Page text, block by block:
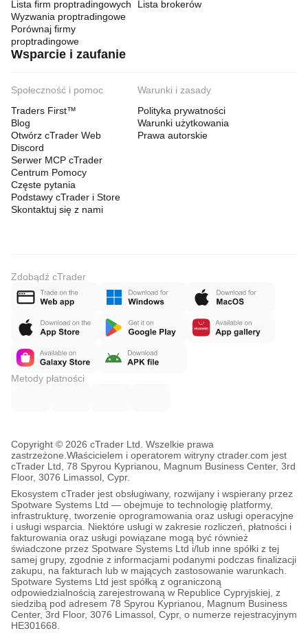
Lista firm proptradingowych
Wyzwania proptradingowe
Porównaj firmy
proptradingowe
Lista brokerów
Wsparcie i zaufanie
Społeczność i pomoc
Traders First™
Blog
Otwórz cTrader Web
Discord
Serwer MCP cTrader
Centrum Pomocy
Częste pytania
Podstawy cTrader i Store
Skontaktuj się z nami
Warunki i zasady
Polityka prywatności
Warunki użytkowania
Prawa autorskie
Zdobądź cTrader
Metody płatności
Copyright © 2026 cTrader Ltd. Wszelkie prawa
zastrzeżone. Właścicielem i operatorem witryny ctrader.com jest
cTrader Ltd, 78 Spyrou Kyprianou, Magnum Business Center, 3rd
Floor, 3076 Limassol, Cypr.
Ekosystem cTrader jest obsługiwany, rozwijany i wspierany przez
Spotware Systems Ltd — obejmuje to technologię platformy,
infrastrukturę, tworzenie oprogramowania oraz usługi operacyjne
i usługi wsparcia. Niektóre usługi w zakresie rozliczeń, płatności i
fakturowania oraz usługi powiązane mogą być również
świadczone przez Spotware Systems Ltd i/lub inne spółki z tej
samej grupy, zgodnie z informacjami podanymi podczas finalizacji
zakupu, na fakturach lub w mających zastosowanie warunkach.
Spotware Systems Ltd jest spółką z ograniczoną
odpowiedzialnością zarejestrowaną w Republice Cypryjskiej, z
siedzibą pod adresem 78 Spyrou Kyprianou, Magnum Business
Center, 3rd Floor, 3076 Limassol, Cypr, o numerze rejestracyjnym
HE301668.